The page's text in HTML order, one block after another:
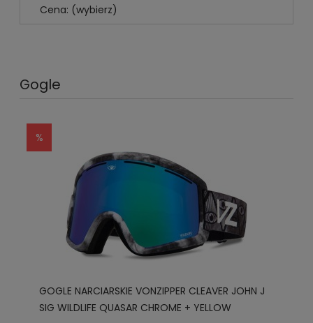
Cena: (wybierz)
Gogle
GOGLE NARCIARSKIE VONZIPPER CLEAVER JOHN J
SIG WILDLIFE QUASAR CHROME + YELLOW